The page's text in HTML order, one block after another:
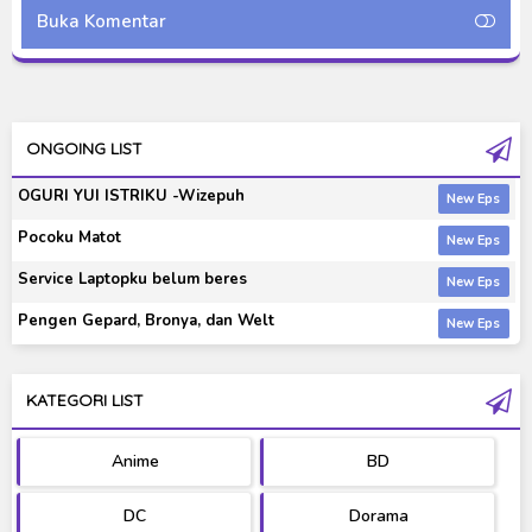
Indonesia
Buka Komentar
ONGOING LIST
OGURI YUI ISTRIKU -Wizepuh
Pocoku Matot
Service Laptopku belum beres
Pengen Gepard, Bronya, dan Welt
KATEGORI LIST
Anime BD
DC Dorama